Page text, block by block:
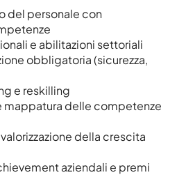
del personale con
e abilitazioni settoriali
obbligatoria (sicurezza,
e reskilling
mappatura delle competenze
della crescita
aziendali e premi